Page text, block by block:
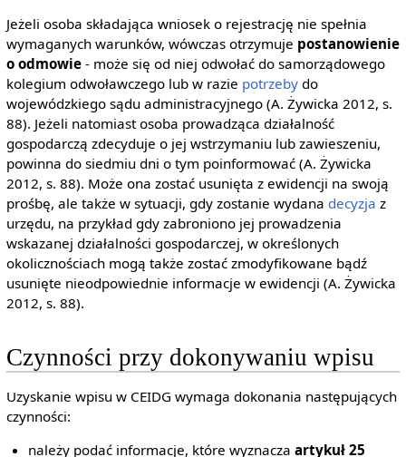
Jeżeli osoba składająca wniosek o rejestrację nie spełnia
wymaganych warunków, wówczas otrzymuje postanowienie
o odmowie- może się od niej odwołać do samorządowego
kolegium odwoławczego lub w razie potrzebydo
wojewódzkiego sądu administracyjnego (A. Żywicka 2012, s.
88). Jeżeli natomiast osoba prowadząca działalność
gospodarczą zdecyduje o jej wstrzymaniu lub zawieszeniu,
powinna do siedmiu dni o tym poinformować (A. Żywicka
2012, s. 88). Może ona zostać usunięta z ewidencji na swoją
prośbę, ale także w sytuacji, gdy zostanie wydana decyzja z
urzędu, na przykład gdy zabroniono jej prowadzenia
wskazanej działalności gospodarczej, w określonych
okolicznościach mogą także zostać zmodyfikowane bądź
usunięte nieodpowiednie informacje w ewidencji (A. Żywicka
2012, s. 88).
Czynności przy dokonywaniu wpisu
Uzyskanie wpisu w CEIDG wymaga dokonania następujących
czynności:
należy podać informacje, które wyznaczaartykuł 25